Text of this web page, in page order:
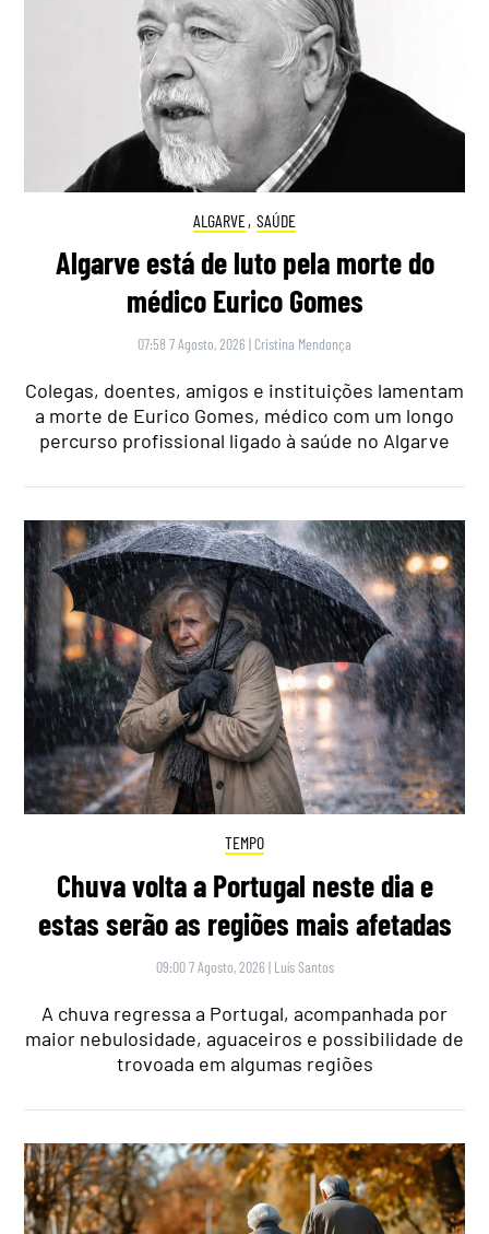
ALGARVE, SAÚDE
Algarve está de luto pela morte do
médico Eurico Gomes
07:58 7 Agosto, 2026 | Cristina Mendonça
Colegas, doentes, amigos e instituições lamentam
a morte de Eurico Gomes, médico com um longo
percurso profissional ligado à saúde no Algarve
TEMPO
Chuva volta a Portugal neste dia e
estas serão as regiões mais afetadas
09:00 7 Agosto, 2026 | Luís Santos
A chuva regressa a Portugal, acompanhada por
maior nebulosidade, aguaceiros e possibilidade de
trovoada em algumas regiões